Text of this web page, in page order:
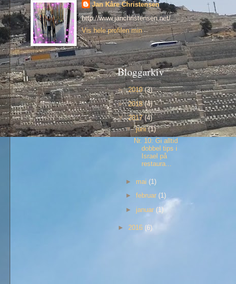
Jan Kåre Christensen
http://www.janchristensen.net/
Vis hele profilen min
Bloggarkiv
►2019(3)
►2018(4)
▼2017(4)
▼juni(1)
Nr. 10: Gi alltid
dobbel tips i
Israel på
restaura...
► mai (1)
►februar (1)
► januar(1)
► 2016 (6)